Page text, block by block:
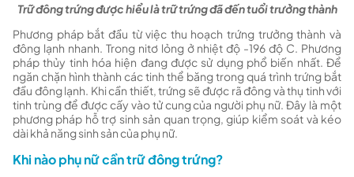
Trữ đông trứng được hiểu là trữ trứng đã đến tuổi trưởng thành
Phương pháp bắt đầu từ việc thu hoạch trứng trưởng thành và
đông lạnh nhanh. Trong nitơ lỏng ở nhiệt độ -196 độ C. Phương
pháp thủy tinh hóa hiện đang được sử dụng phổ biến nhất. Để
ngăn chặn hình thành các tinh thể băng trong quá trình trứng bắt
đầu đông lạnh. Khi cần thiết, trứng sẽ được rã đông và thụ tinh với
tinh trùng để được cấy vào tử cung của người phụ nữ. Đây là một
phương pháp hỗ trợ sinh sản quan trọng, giúp kiểm soát và kéo
dài khả năng sinh sản của phụ nữ.
Khi nào phụ nữ cần trữ đông trứng?